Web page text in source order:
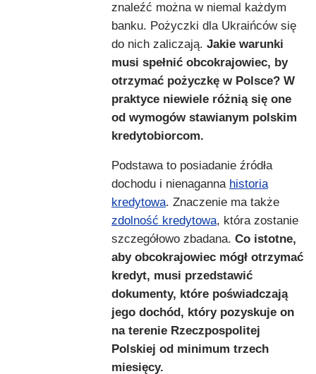
znaleźć można w niemal każdym
banku. Pożyczki dla Ukraińców się
do nich zaliczają. Jakie warunki
musi spełnić obcokrajowiec, by
otrzymać pożyczkę w Polsce? W
praktyce niewiele różnią się one
od wymogów stawianym polskim
kredytobiorcom.
Podstawa to posiadanie źródła
dochodu i nienaganna historia
kredytowa. Znaczenie ma także
zdolność kredytowa, która zostanie
szczegółowo zbadana. Co istotne,
aby obcokrajowiec mógł otrzymać
kredyt, musi przedstawić
dokumenty, które poświadczają
jego dochód, który pozyskuje on
na terenie Rzeczpospolitej
Polskiej od minimum trzech
miesięcy.